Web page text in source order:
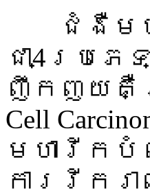
ជំងឺមហា
ជា4ប្រភ
ញឹកញយគឺប្
Cell
មហារីក
ការរីករ